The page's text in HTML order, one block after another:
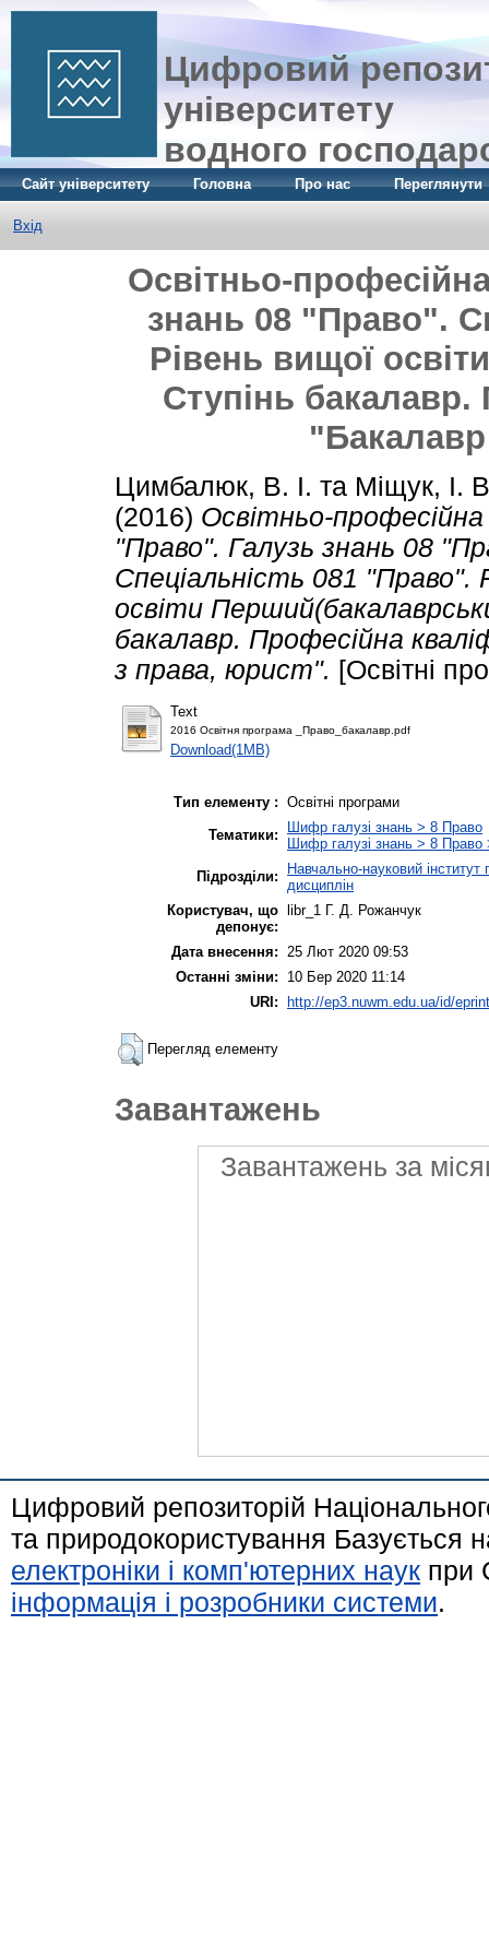
Цифровий
університету
водного
Сайт університету Головна Про нас Переглянути
Вхід
Освітньо-
знань 08 "Право".
Рівень вищої
Ступінь бакалавр.
Цимбалюк, В. І. та Міщук, І.
(2016) Освітньо-
"Право". Галузь знань 08
Спеціальність 081 "Право".
освіти
бакалавр. Професійна
з права, юрист". [Освітні
Text
2016 Освітня програма _Право_бакалавр.pdf
Download(1MB)
Тип елементу : Освітні програми
Тематики:
Шифр галузі знань > 8 Право
Шифр галузі знань > 8 Право
Підрозділи:
Навчально-науковий
дисциплін
Користувач, що
депонує:
libr_1 Г. Д. Рожанчук
Дата внесення: 25 Лют 2020 09:53
Останні зміни:
10 Бер 2020 11:14
URI:
http://ep3.nuwm.edu.ua/id/
Перегляд елементу
Завантажень
Завантажень за
Цифровий репозиторій
та природокористування Базується
електроніки і комп'ютерних наук при
інформація і розробники системи.